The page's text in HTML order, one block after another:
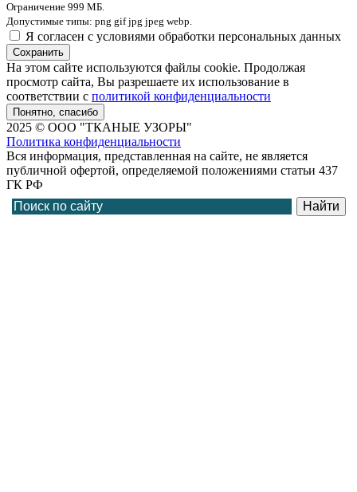
Ограничение 999 МБ.
Допустимые типы: png gif jpg jpeg webp.
Я согласен с условиями обработки персональных данных
Сохранить
На этом сайте используются файлы cookie. Продолжая
просмотр сайта, Вы разрешаете их использование в
соответствии с политикой конфиденциальности
Понятно, спасибо
2025 © ООО "ТКАНЫЕ УЗОРЫ"
Политика конфиденциальности
Вся информация, представленная на сайте, не является
публичной офертой, определяемой положениями статьи 437
ГК РФ